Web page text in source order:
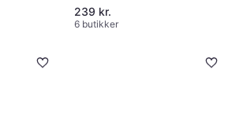
239 kr.
6 butikker